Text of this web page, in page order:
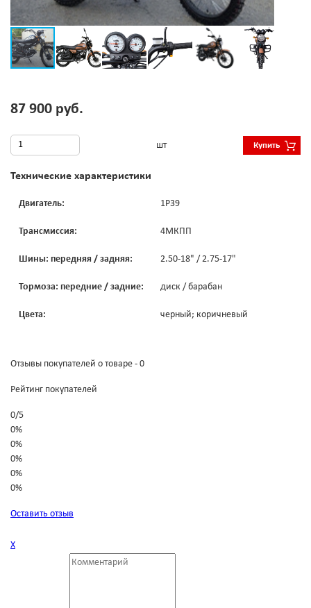
87 900 руб.
шт Купить
Технические характеристики
Двигатель: 1P39
Трансмиссия: 4МКПП
Шины: передняя / задняя: 2.50-18" / 2.75-17"
Тормоза: передние / задние: диск / барабан
Цвета: черный; коричневый
Отзывы покупателей о товаре - 0
Рейтинг покупателей
0/5
0%
0%
0%
0%
0%
Оставить отзыв
Х